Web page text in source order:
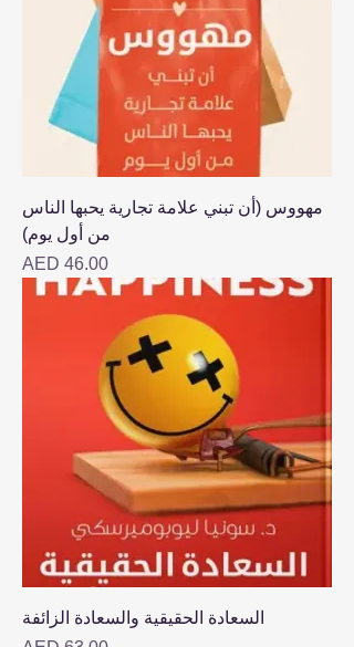
مهووس (أن تبني علامة تجارية يحبها الناس
من أول يوم)
Price
AED 46.00
السعادة الحقيقية والسعادة الزائفة